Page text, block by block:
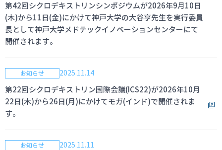
第42回シクロデキストリンシンポジウムが2026年9月10日
(木)から11日(金)にかけて神戸大学の大谷亨先生を実行委員
長として神戸大学メドテックイノベーションセンターにて
開催されます。
お知らせ 2025.11.14
第22回シクロデキストリン国際会議(ICS22)が2026年10月
22日(木)から26日(月)にかけてモガ(インド)で開催されま
す。
お知らせ 2025.11.11